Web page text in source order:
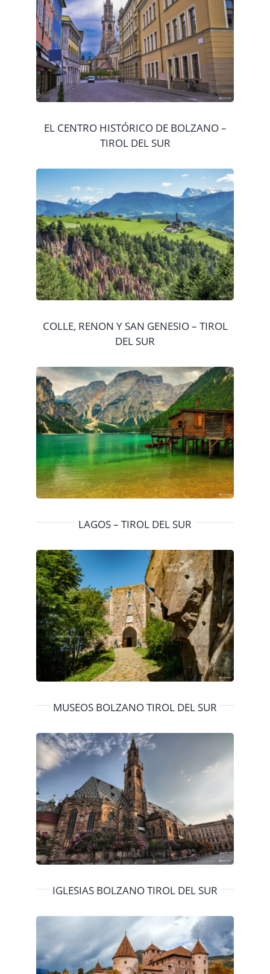
EL CENTRO HISTÓRICO DE BOLZANO –
TIROL DEL SUR
COLLE, RENON Y SAN GENESIO – TIROL
DEL SUR
LAGOS – TIROL DEL SUR
MUSEOS BOLZANO TIROL DEL SUR
IGLESIAS BOLZANO TIROL DEL SUR